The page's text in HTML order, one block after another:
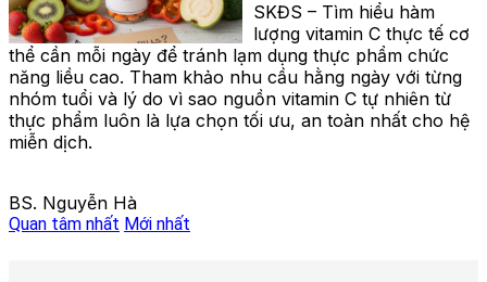
SKĐS – Tìm hiểu hàm
lượng vitamin C thực tế cơ
thể cần mỗi ngày để tránh lạm dụng thực phẩm chức
năng liều cao. Tham khảo nhu cầu hằng ngày với từng
nhóm tuổi và lý do vì sao nguồn vitamin C tự nhiên từ
thực phẩm luôn là lựa chọn tối ưu, an toàn nhất cho hệ
miễn dịch.
BS. Nguyễn Hà
Quan tâm nhất Mới nhất